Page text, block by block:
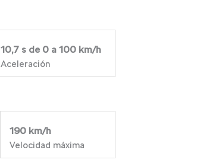
10,7 s de 0 a 100 km/h
Aceleración
190 km/h
Velocidad máxima